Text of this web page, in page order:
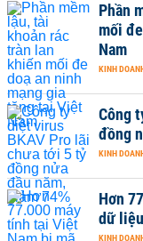
Phần
mối
Nam
KINH
Công
đồng
KINH
Hơn
dữ
KINH